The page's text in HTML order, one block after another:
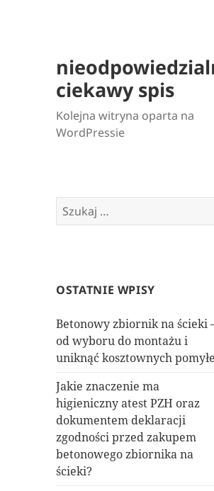
ciekawy spis
Kolejna witryna oparta na
WordPressie
Szukaj:
OSTATNIE WPISY
Betonowy zbiornik na ścieki
od wyboru do montażu i
uniknąć kosztownych
Jakie znaczenie ma
higieniczny atest PZH oraz
dokumentem deklaracji
zgodności przed zakupem
betonowego zbiornika na
ścieki?